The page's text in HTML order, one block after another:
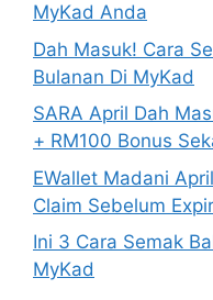
MyKad Anda
Dah Masuk! Cara
Bulanan Di MyKad
SARA April Dah
+ RM100 Bonus
EWallet Madani
Claim Sebelum
Ini 3 Cara Semak
MyKad